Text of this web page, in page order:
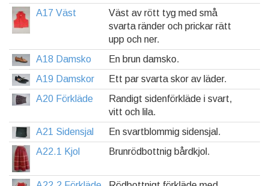
A17 Väst
Väst av rött tyg med små
svarta ränder och prickar rätt
upp och ner.
A18 Damsko
En brun damsko.
A19 Damskor
Ett par svarta skor av läder.
A20 Förkläde
Randigt sidenförkläde i svart,
vitt och lila.
A21 Sidensjal
En svartblommig sidensjal.
A22.1 Kjol
Brunrödbottnig bårdkjol.